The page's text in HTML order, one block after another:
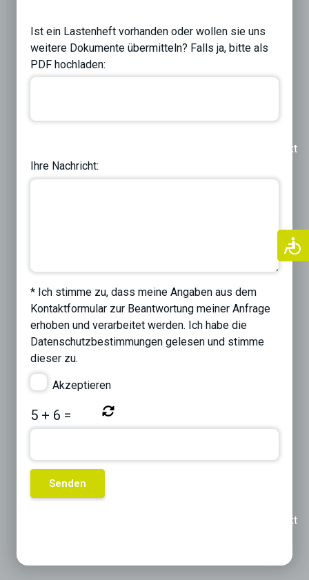
Ist ein Lastenheft vorhanden oder wollen sie uns
weitere Dokumente übermitteln? Falls ja, bitte als
PDF hochladen:
Next
Ihre Nachricht:
* Ich stimme zu, dass meine Angaben aus dem
Kontaktformular zur Beantwortung meiner Anfrage
erhoben und verarbeitet werden. Ich habe die
Datenschutzbestimmungen gelesen und stimme
dieser zu.
Akzeptieren
5 + 6 =
Next